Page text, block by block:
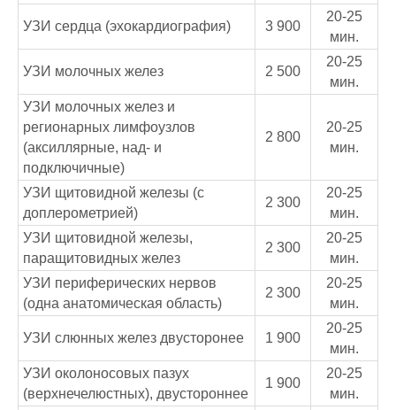
УЗИ сердца (эхокардиография) 3 900
20-25
мин.
УЗИ молочных желез 2 500
20-25
мин.
УЗИ молочных желез и
регионарных лимфоузлов
(аксиллярные, над- и
подключичные)
2 800
20-25
мин.
УЗИ щитовидной железы (с
доплерометрией)
2 300
20-25
мин.
УЗИ щитовидной железы,
паращитовидных желез
2 300
20-25
мин.
УЗИ периферических нервов
(одна анатомическая область)
2 300
20-25
мин.
УЗИ слюнных желез двусторонее 1 900
20-25
мин.
УЗИ околоносовых пазух
(верхнечелюстных), двустороннее
1 900
20-25
мин.